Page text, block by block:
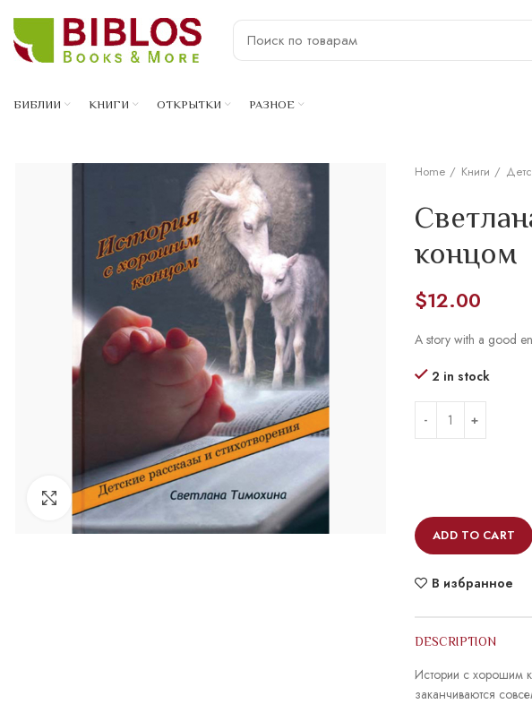
БИБЛИИ КНИГИ ОТКРЫТКИ РАЗНОЕ
Увеличить
Home Книги
концом
$12.00
A story with a good
2 in stock
ADD TO CART
В избранное
DESCRIPTION
Истории с хорошим
заканчиваются